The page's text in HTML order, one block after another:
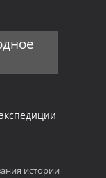
истории